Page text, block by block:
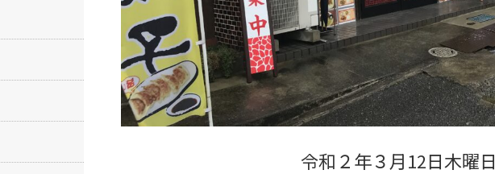
令和２年３月12日木曜日